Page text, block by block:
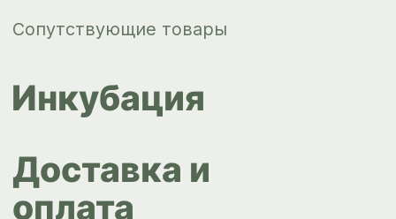
ips66@bk.ru
+7 343 264
51 17
Согласие на обработку
персональных данных